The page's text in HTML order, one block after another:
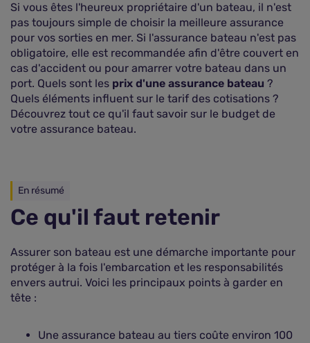
Si vous êtes l'heureux propriétaire d'un bateau, il n'est
pas toujours simple de choisir la meilleure assurance
pour vos sorties en mer. Si l'assurance bateau n'est pas
obligatoire, elle est recommandée afin d'être couvert en
cas d'accident ou pour amarrer votre bateau dans un
port. Quels sont les prix d'une assurance bateau ?
Quels éléments influent sur le tarif des cotisations ?
Découvrez tout ce qu'il faut savoir sur le budget de
votre assurance bateau.
En résumé
Ce qu'il faut retenir
Assurer son bateau est une démarche importante pour
protéger à la fois l'embarcation et les responsabilités
envers autrui. Voici les principaux points à garder en
tête :
Une assurance bateau au tiers coûte environ 100